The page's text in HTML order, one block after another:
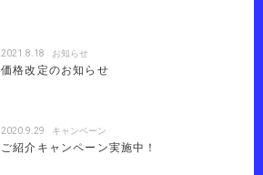
2021.8.18 お知らせ
価格改定のお知らせ
2020.9.29 キャンペーン
ご紹介キャンペーン実施中！